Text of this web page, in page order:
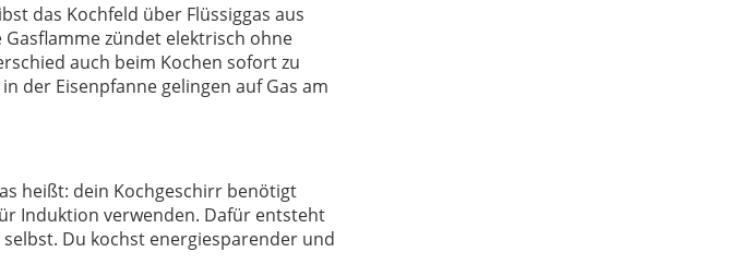
das Kochfeld über Flüssiggas aus
zündet elektrisch ohne
auch beim Kochen sofort zu
der Eisenpfanne gelingen auf Gas am
heißt: dein Kochgeschirr benötigt
Induktion verwenden. Dafür entsteht
Du kochst energiesparender und